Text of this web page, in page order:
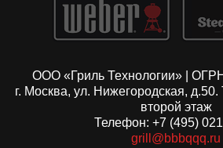
ООО «Гриль Технологии» |
г. Москва, ул. Нижегородская,
второй этаж
Телефон: +7 (495)
grill@bbbqqq.ru